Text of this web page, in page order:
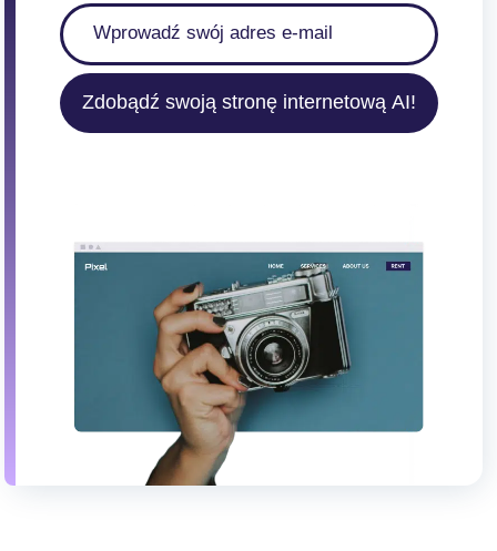
Zdobądź swoją stronę internetową AI!